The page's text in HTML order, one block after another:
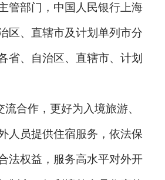
管部门，中国人民银行上海
区、直辖市及计划单列市分
省、自治区、直辖市、计划
流合作，更好为入境旅游、
人员提供住宿服务，依法保
法权益，服务高水平对外开